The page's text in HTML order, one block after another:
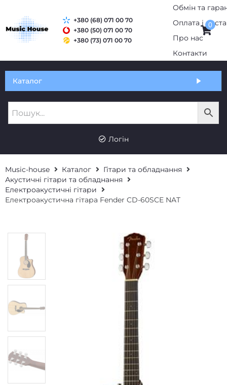
Обмін та гарантія
Про нас
+380 (50) 071 00 70
+380 (73) 071 00 70
0
RU
Логін
Music-house Каталог
Гітари та обладнання
Акустичні гітари та обладнання
Електроакустичні гітари
Електроакустична гітара Fender CD-60SCE NAT